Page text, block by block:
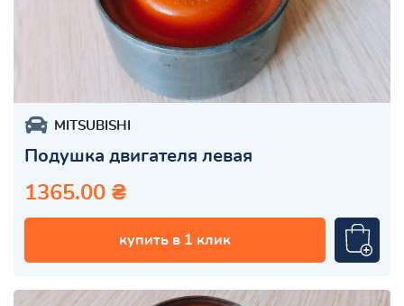
MITSUBISHI
Подушка двигателя левая
1365.00 ₴
купить в 1 клик